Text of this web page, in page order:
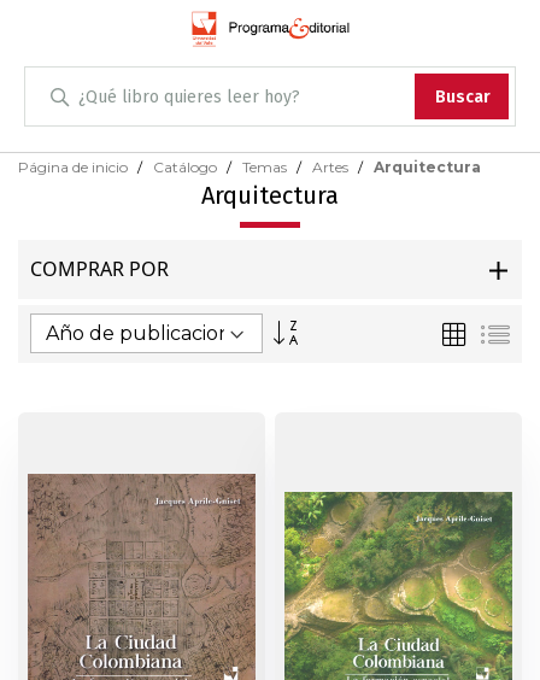
Buscar
Administración
Antropología
Arquitectura
Arte
Ciencias
Ciencia política
Ciencias Sociales
Skip
Página de inicio Catálogo Temas Artes Arquitectura
Arquitectura
COMPRAR POR
Dirección
Parrilla